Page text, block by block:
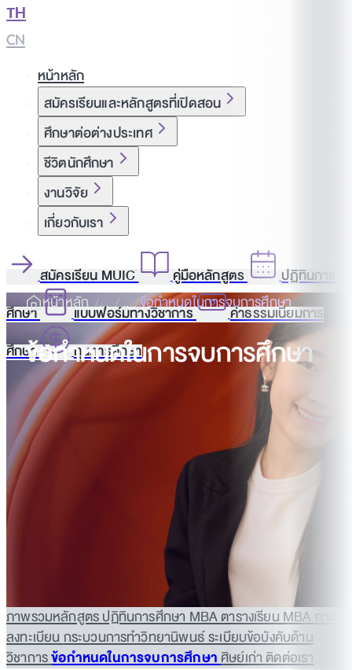
TH
CN
หน้าหลัก
สมัครเรียนและหลักสูตรที่เปิดสอน
ศึกษาต่อต่างประเทศ
ชีวิตนักศึกษา
งานวิจัย
เกี่ยวกับเรา
สมัครเรียน MUIC คู่มือหลักสูตร
ปฏิทินการ
ศึกษา
แบบฟอร์มทางวิชาการ
ค่าธรรมเนียมการ
ศึกษา
ทุนการศึกษา
หน้าหลัก ข้อกำหนดในการจบการศึกษา
ข้อกำหนดในการจบการศึกษา
ภาพรวมหลักสูตรปฏิทินการศึกษา MBAตารางเรียน MBAการ
ลงทะเบียนกระบวนการทำวิทยานิพนธ์ระเบียบข้อบังคับด้าน
วิชาการข้อกำหนดในการจบการศึกษาศิษย์เก่าติดต่อเรา